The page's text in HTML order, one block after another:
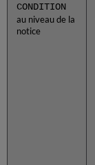
CONDITION
au niveau de la
notice